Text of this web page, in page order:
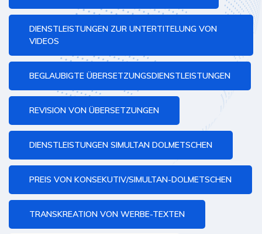
DIENSTLEISTUNGEN ZUR UNTERTITELUNG VON
VIDEOS
BEGLAUBIGTE ÜBERSETZUNGSDIENSTLEISTUNGEN
REVISION VON ÜBERSETZUNGEN
DIENSTLEISTUNGEN SIMULTAN DOLMETSCHEN
PREIS VON KONSEKUTIV/SIMULTAN-DOLMETSCHEN
TRANSKREATION VON WERBE-TEXTEN